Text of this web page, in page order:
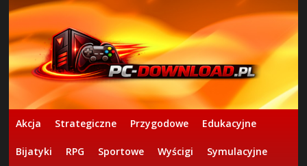
Akcja Strategiczne Przygodowe Edukacyjne
Bijatyki RPG Sportowe Wyścigi Symulacyjne